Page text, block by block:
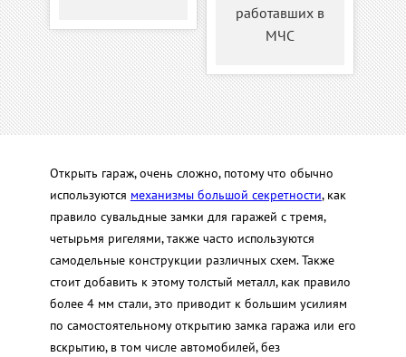
работавших в
МЧС
Открыть гараж, очень сложно, потому что обычно
используются механизмы большой секретности, как
правило сувальдные замки для гаражей с тремя,
четырьмя ригелями, также часто используются
самодельные конструкции различных схем. Также
стоит добавить к этому толстый металл, как правило
более 4 мм стали, это приводит к большим усилиям
по самостоятельному открытию замка гаража или его
вскрытию, в том числе автомобилей, без